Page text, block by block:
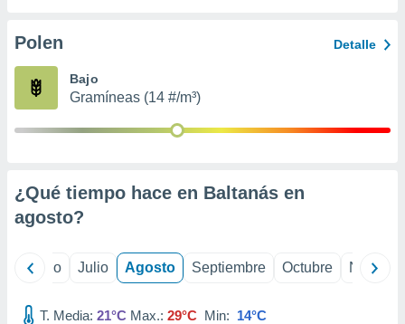
e
mediante
publicidad
publicidad
de
Polen Detalle
Bajo
Gramíneas (14 #/m³)
¿Qué tiempo hace en Baltanás en
agosto?
Junio Julio Agosto Septiembre Octubre
T. Media: 21°C Max.: 29°C Min: 14°C